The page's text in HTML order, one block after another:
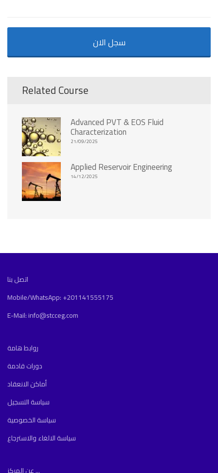
سجل الان
Related Course
Advanced PVT & EOS Fluid
Characterization
21/09/2025
Applied Reservoir Engineering
14/12/2025
اتصل بنا
Mobile/WhatsApp: +201141555175
E-Mail: info@stcceg.com
روابط هامة
دورات قادمة
أماكن الانعقاد
سياسة التسجيل
سياسة الخصوصية
سياسة الالغاء والاسترجاع